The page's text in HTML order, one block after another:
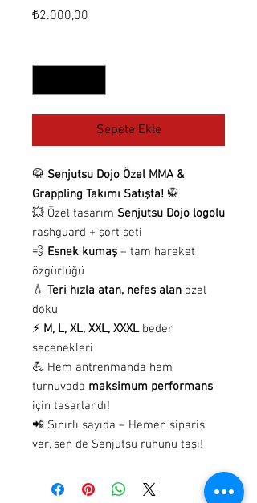
₺2.000,00
Sepete Ekle
🥋 Senjutsu Dojo Özel MMA &
Grappling Takımı Satışta! 🥋
💥 Özel tasarım Senjutsu Dojo logolu
rashguard + şort seti
💨 Esnek kumaş – tam hareket
özgürlüğü
💧 Teri hızla atan, nefes alan özel
doku
⚡ M, L, XL, XXL, XXXLbeden
seçenekleri
💪 Hem antrenmanda hem
turnuvada maksimum performans
için tasarlandı!
📲 Sınırlı sayıda – Hemen sipariş
ver, sen de Senjutsu ruhunu taşı!